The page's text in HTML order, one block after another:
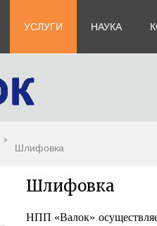
УСЛУГИ НАУКА
Шлифовка
Шлифовка
НПП «Валок»